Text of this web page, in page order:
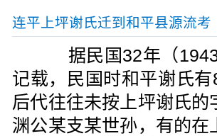
连平上坪谢氏迁到和平县源流考
据民国32年（1943
记载，民国时和平谢氏
后代往往未按上坪谢氏
渊公某支某世孙，有的